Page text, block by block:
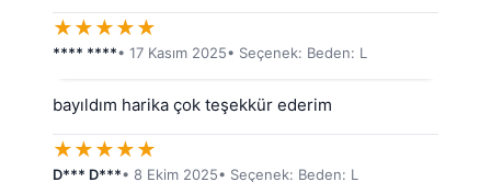
★★★★★
**** ****• 17 Kasım 2025• Seçenek: Beden: L
bayıldım harika çok teşekkür ederim
★★★★★
D*** D***• 8 Ekim 2025• Seçenek: Beden: L